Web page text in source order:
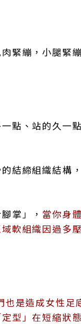
緊繃，小腿緊
點、站的久一
結締組織結構
掌」， 當你身
軟組織因過多
是造成女性
型」在短縮狀